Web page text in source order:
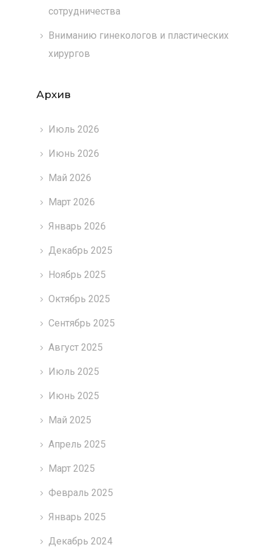
сотрудничества
Вниманию гинекологов и пластических
хирургов
Архив
Июль 2026
Июнь 2026
Май 2026
Март 2026
Январь 2026
Декабрь 2025
Ноябрь 2025
Октябрь 2025
Сентябрь 2025
Август 2025
Июль 2025
Июнь 2025
Май 2025
Апрель 2025
Март 2025
Февраль 2025
Январь 2025
Декабрь 2024